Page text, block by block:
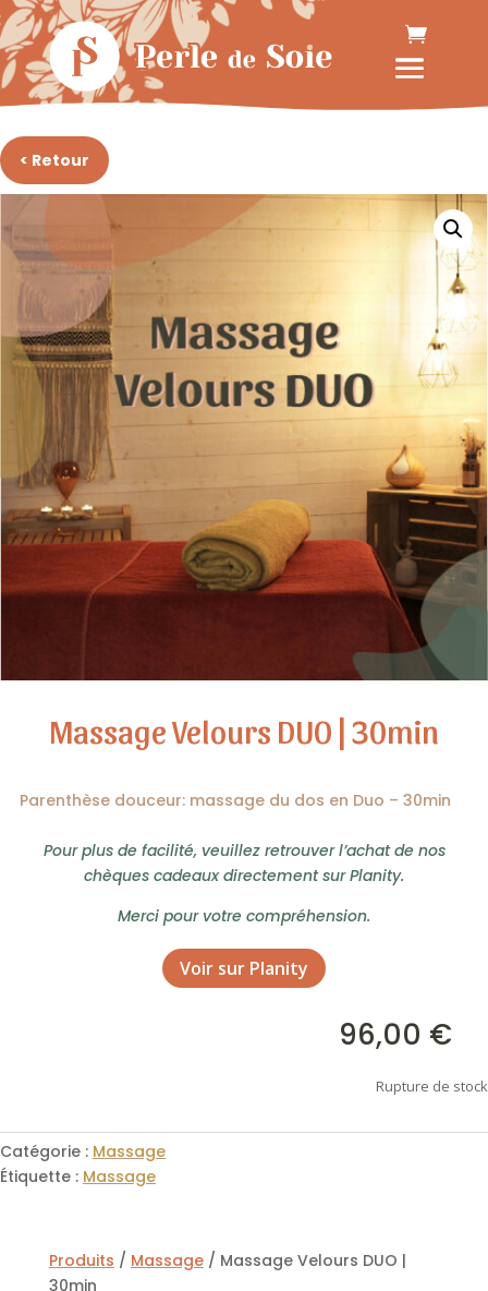
< Retour
Massage Velours DUO | 30min
Parenthèse douceur: massage du dos en Duo – 30min
Pour plus de facilité, veuillez retrouver l’achat de nos
chèques cadeaux directement sur Planity.
Merci pour votre compréhension.
Voir sur Planity
96,00 €
Rupture de stock
Catégorie : Massage
Étiquette : Massage
Produits / Massage/ Massage Velours DUO |
30min